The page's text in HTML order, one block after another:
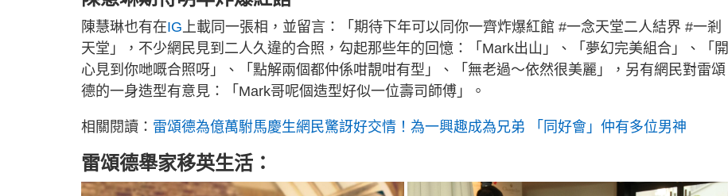
陳慧琳也有在IG 上載同一張相，並留言：「期待下年可以同你一齊炸爆紅館 #一念天堂二人結界 #一剎
天堂」，不少網民見到二人久違的合照，勾起那些年的回憶：「Mark出山」、「夢幻完美組合」、「開
心見到你哋嘅合照呀」、「點解兩個都仲係咁靚咁有型」、「無老過～依然很美麗」，另有網民對雷頌
德的一身造型有意見：「Mark哥呢個造型好似一位壽司師傅」。
相關閱讀： 雷頌德為億萬駙馬慶生網民驚訝好交情！為一興趣成為兄弟 「同好會」仲有多位男神
雷頌德舉家移英生活：